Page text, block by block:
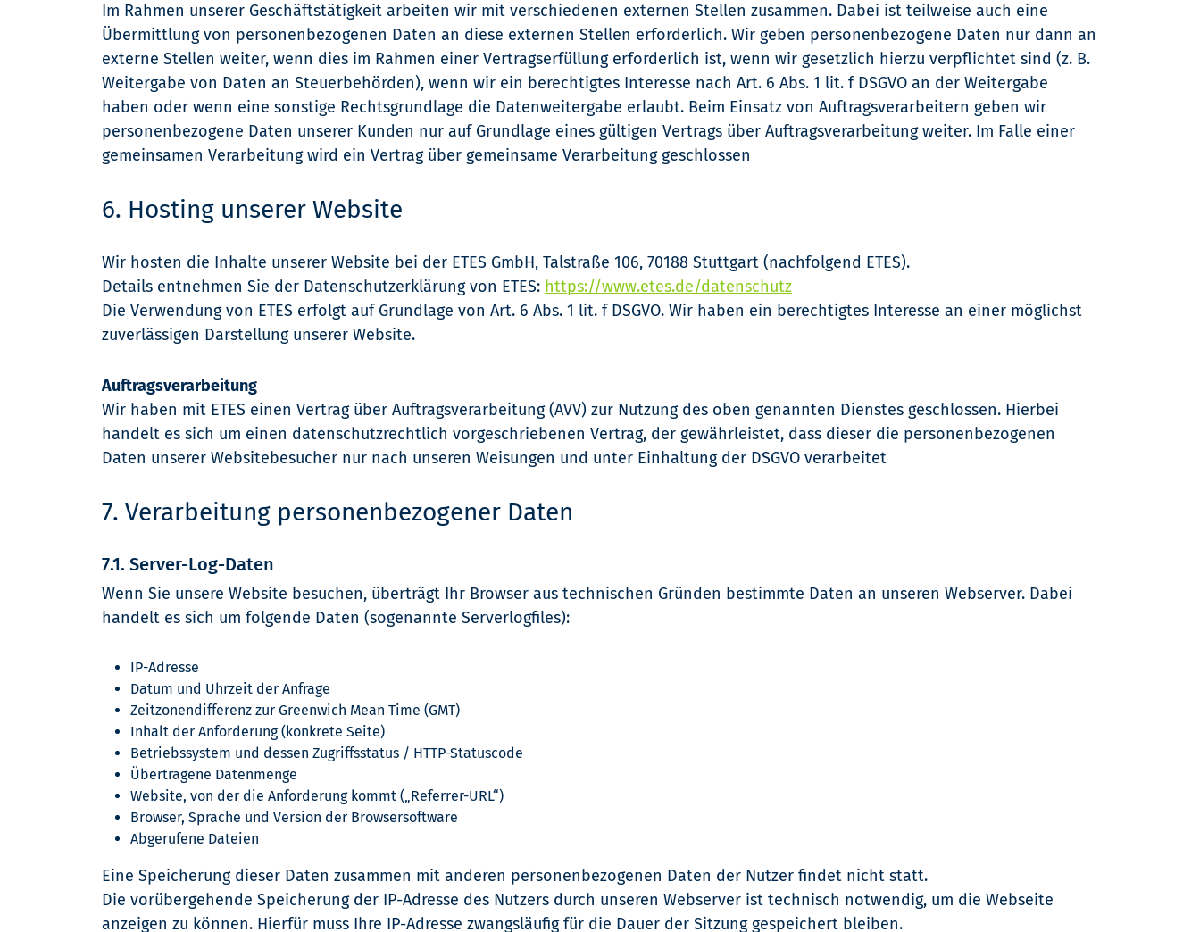
Im Rahmen unserer Geschäftstätigkeit arbeiten wir mit verschiedenen externen Stellen zusammen. Dabei ist teilweise auch eine
Übermittlung von personenbezogenen Daten an diese externen Stellen erforderlich. Wir geben personenbezogene Daten nur dann an
externe Stellen weiter, wenn dies im Rahmen einer Vertragserfüllung erforderlich ist, wenn wir gesetzlich hierzu verpflichtet sind (z. B.
Weitergabe von Daten an Steuerbehörden), wenn wir ein berechtigtes Interesse nach Art. 6 Abs. 1 lit. f DSGVO an der Weitergabe
haben oder wenn eine sonstige Rechtsgrundlage die Datenweitergabe erlaubt. Beim Einsatz von Auftragsverarbeitern geben wir
personenbezogene Daten unserer Kunden nur auf Grundlage eines gültigen Vertrags über Auftragsverarbeitung weiter. Im Falle einer
gemeinsamen Verarbeitung wird ein Vertrag über gemeinsame Verarbeitung geschlossen
6. Hosting unserer Website
Wir hosten die Inhalte unserer Website bei der ETES GmbH, Talstraße 106, 70188 Stuttgart (nachfolgend ETES).
Details entnehmen Sie der Datenschutzerklärung von ETES: https://www.etes.de/datenschutz
Die Verwendung von ETES erfolgt auf Grundlage von Art. 6 Abs. 1 lit. f DSGVO. Wir haben ein berechtigtes Interesse an einer möglichst
zuverlässigen Darstellung unserer Website.
Auftragsverarbeitung
Wir haben mit ETES einen Vertrag über Auftragsverarbeitung (AVV) zur Nutzung des oben genannten Dienstes geschlossen. Hierbei
handelt es sich um einen datenschutzrechtlich vorgeschriebenen Vertrag, der gewährleistet, dass dieser die personenbezogenen
Daten unserer Websitebesucher nur nach unseren Weisungen und unter Einhaltung der DSGVO verarbeitet
7. Verarbeitung personenbezogener Daten
7.1. Server-Log-Daten
Wenn Sie unsere Website besuchen, überträgt Ihr Browser aus technischen Gründen bestimmte Daten an unseren Webserver. Dabei
handelt es sich um folgende Daten (sogenannte Serverlogfiles):
IP-Adresse
Datum und Uhrzeit der Anfrage
Zeitzonendifferenz zur Greenwich Mean Time (GMT)
Inhalt der Anforderung (konkrete Seite)
Betriebssystem und dessen Zugriffsstatus / HTTP-Statuscode
Übertragene Datenmenge
Website, von der die Anforderung kommt („Referrer-URL“)
Browser, Sprache und Version der Browsersoftware
Abgerufene Dateien
Eine Speicherung dieser Daten zusammen mit anderen personenbezogenen Daten der Nutzer findet nicht statt.
Die vorübergehende Speicherung der IP-Adresse des Nutzers durch unseren Webserver ist technisch notwendig, um die Webseite
anzeigen zu können. Hierfür muss Ihre IP-Adresse zwangsläufig für die Dauer der Sitzung gespeichert bleiben.